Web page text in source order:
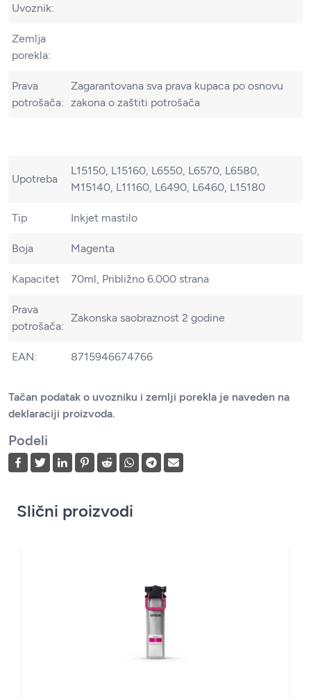
Uvoznik:
Zemlja
porekla:
Prava
potrošača:
Zagarantovana sva prava kupaca po osnovu
zakona o zaštiti potrošača
Upotreba
L15150, L15160, L6550, L6570, L6580,
M15140, L11160, L6490, L6460, L15180
Tip Inkjet mastilo
Boja Magenta
Kapacitet 70ml, Približno 6.000 strana
Prava
potrošača:
Zakonska saobraznost 2 godine
EAN: 8715946674766
Tačan podatak o uvozniku i zemlji porekla je naveden na
deklaraciji proizvoda.
Podeli
Slični proizvodi